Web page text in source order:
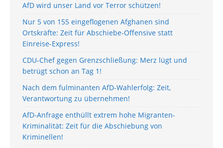
AfD wird unser Land vor Terror schützen!
Nur 5 von 155 eingeflogenen Afghanen sind
Ortskräfte: Zeit für Abschiebe-Offensive statt
Einreise-Express!
CDU-Chef gegen Grenzschließung: Merz lügt und
betrügt schon an Tag 1!
Nach dem fulminanten AfD-Wahlerfolg: Zeit,
Verantwortung zu übernehmen!
AfD-Anfrage enthüllt extrem hohe Migranten-
Kriminalität: Zeit für die Abschiebung von
Kriminellen!